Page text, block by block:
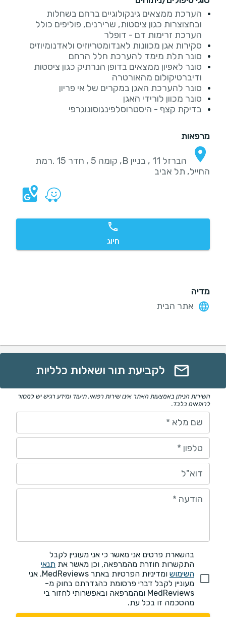
הערכת ממצאים גינקולוגיים ברחם בשחלות
ובחצוצרות כגון ציסטות, שרירנים, פוליפים כולל
הערכת זרימות דם - דופלר
סקירות אגן מכוונות לאנדומטריוזיס ולאדנומיוזיס
סונר תלת מימד להערכת חלל הרחם
סונר לאפיון ממצאים בדופן הנרתיק כגון ציסטות
ודיברטיקולום מהאורטרה
סונר להערכת האגן במקרים של אי פריון
סונר מכוון לורידי האגן
בדיקת קצף - היסטרוסלפינגוסונוגרפי
מרפאות
הברזל 11 , בניין B, קומה 5 , חדר 15 .רמת
החייל, תל אביב
חיוג
מדיה
אתר הבית
לקביעת תור ושאלות כלליות
השירות הניתן באמצעות האתר אינו שירות רפואי. תיעוד ומידע רגיש יש למסור
לרופאים בלבד.
שם מלא *
טלפון *
דוא"ל
הודעה *
בהשארת פרטים אני מאשר כי אני מעוניין לקבל
התקשרות חוזרת מהמרפאה, וכן מאשר את תנאי
השימוש
ומדיניות הפרטיות באתר MedReviews. אני
מעוניין לקבל דברי פרסומת כהגדרתם בחוק מ-
MedReviews ומהמרפאה ובאפשרותי לחזור בי
מהסכמה זו בכל עת.